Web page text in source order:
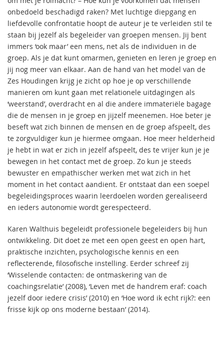
onbedoeld beschadigd raken? Met luchtige diepgang en
liefdevolle confrontatie hoopt de auteur je te verleiden stil te
staan bij jezelf als begeleider van groepen mensen. Jij bent
immers ‘ook maar’ een mens, net als de individuen in de
groep. Als je dat kunt omarmen, genieten en leren je groep en
jij nog meer van elkaar. Aan de hand van het model van de
Zes Houdingen krijg je zicht op hoe je op verschillende
manieren om kunt gaan met relationele uitdagingen als
‘weerstand’, overdracht en al die andere immateriële bagage
die de mensen in je groep en jijzelf meenemen. Hoe beter je
beseft wat zich binnen de mensen en de groep afspeelt, des
te zorgvuldiger kun je hiermee omgaan. Hoe meer helderheid
je hebt in wat er zich in jezelf afspeelt, des te vrijer kun je je
bewegen in het contact met de groep. Zo kun je steeds
bewuster en empathischer werken met wat zich in het
moment in het contact aandient. Er ontstaat dan een soepel
begeleidingsproces waarin leerdoelen worden gerealiseerd
en ieders autonomie wordt gerespecteerd.
Karen Walthuis begeleidt professionele begeleiders bij hun
ontwikkeling. Dit doet ze met een open geest en open hart,
praktische inzichten, psychologische kennis en een
reflecterende, filosofische instelling. Eerder schreef zij
‘Wisselende contacten: de ontmaskering van de
coachingsrelatie’ (2008), ‘Leven met de handrem eraf: coach
jezelf door iedere crisis’ (2010) en ‘Hoe word ik echt rijk?: een
frisse kijk op ons moderne bestaan’ (2014).